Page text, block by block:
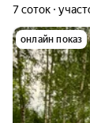
7 соток
онлайн показ